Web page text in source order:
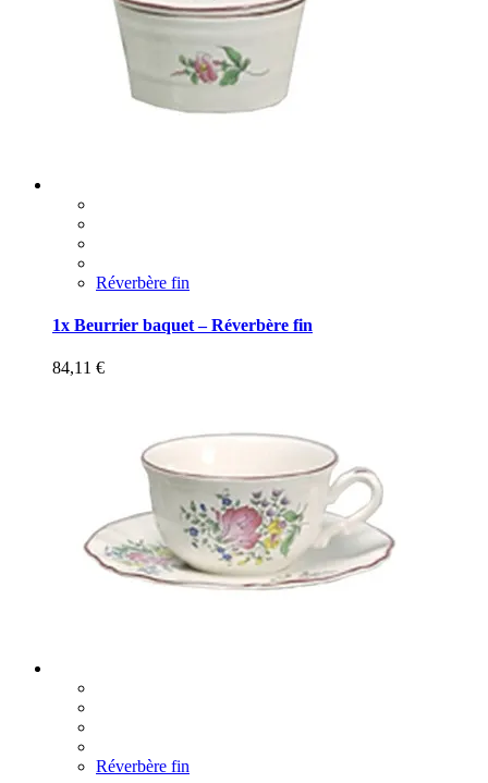
Réverbère fin
1x Beurrier baquet – Réverbère fin
84,11 €
Réverbère fin